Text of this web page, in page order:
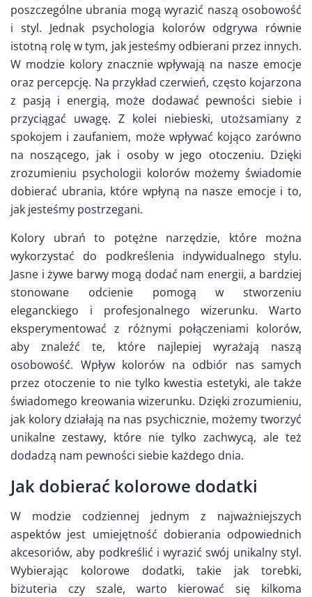
poszczególne ubrania mogą wyrazić naszą osobowość
i styl. Jednak psychologia kolorów odgrywa równie
istotną rolę w tym, jak jesteśmy odbierani przez innych.
W modzie kolory znacznie wpływają na nasze emocje
oraz percepcję. Na przykład czerwień, często kojarzona
z pasją i energią, może dodawać pewności siebie i
przyciągać uwagę. Z kolei niebieski, utożsamiany z
spokojem i zaufaniem, może wpływać kojąco zarówno
na noszącego, jak i osoby w jego otoczeniu. Dzięki
zrozumieniu psychologii kolorów możemy świadomie
dobierać ubrania, które wpłyną na nasze emocje i to,
jak jesteśmy postrzegani.
Kolory ubrań to potężne narzędzie, które można
wykorzystać do podkreślenia indywidualnego stylu.
Jasne i żywe barwy mogą dodać nam energii, a bardziej
stonowane odcienie pomogą w stworzeniu
eleganckiego i profesjonalnego wizerunku. Warto
eksperymentować z różnymi połączeniami kolorów,
aby znaleźć te, które najlepiej wyrażają naszą
osobowość. Wpływ kolorów na odbiór nas samych
przez otoczenie to nie tylko kwestia estetyki, ale także
świadomego kreowania wizerunku. Dzięki zrozumieniu,
jak kolory działają na nas psychicznie, możemy tworzyć
unikalne zestawy, które nie tylko zachwycą, ale też
dodadzą nam pewności siebie każdego dnia.
Jak dobierać kolorowe dodatki
W modzie codziennej jednym z najważniejszych
aspektów jest umiejętność dobierania odpowiednich
akcesoriów, aby podkreślić i wyrazić swój unikalny styl.
Wybierając kolorowe dodatki, takie jak torebki,
biżuteria czy szale, warto kierować się kilkoma